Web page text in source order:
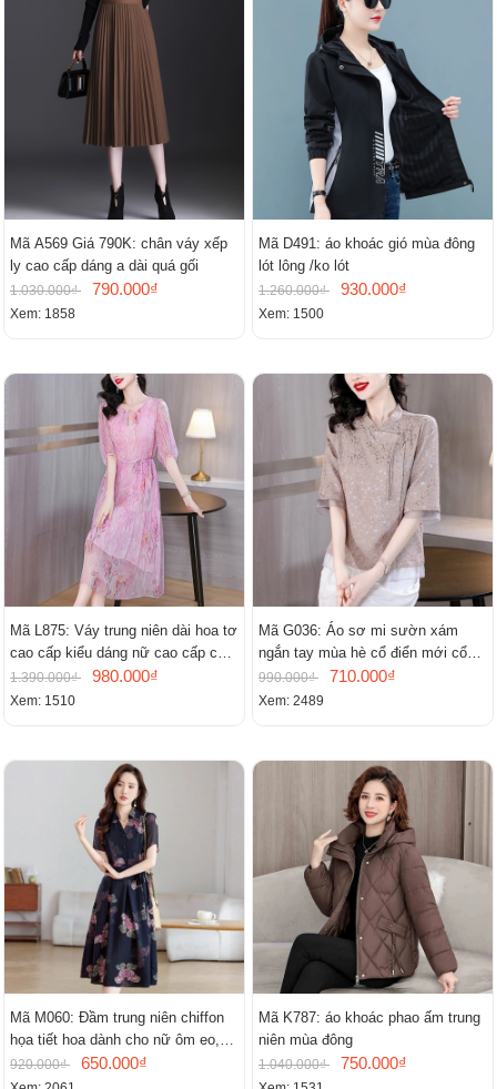
Mã A569 Giá 790K: chân váy xếp
ly cao cấp dáng a dài quá gối
1.030.000₫ 790.000₫
Xem: 1858
Mã D491: áo khoác gió mùa đông
lót lông /ko lót
1.260.000₫ 930.000₫
Xem: 1500
Mã L875: Váy trung niên dài hoa tơ
cao cấp kiểu dáng nữ cao cấp cao
cấp thần
1.390.000₫ 980.000₫
Xem: 1510
Mã G036: Áo sơ mi sườn xám
ngắn tay mùa hè cổ điển mới cổ
đứng
990.000₫ 710.000₫
Xem: 2489
Mã M060: Đầm trung niên chiffon
họa tiết hoa dành cho nữ ôm eo,
cổ chữ V, đầm midi tay ngắn thanh
lịch.
920.000₫ 650.000₫
Mã K787: áo khoác phao ấm trung
niên mùa đông
1.040.000₫ 750.000₫